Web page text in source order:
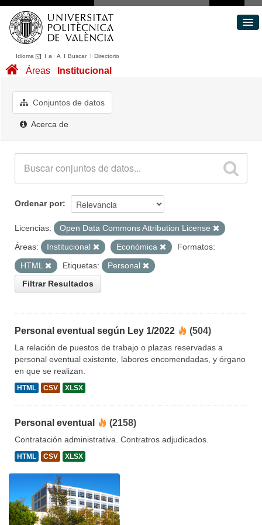
Idioma I a ·A I BuscarI Directorio
Conjuntos de datos
Acerca de
Áreas Institucional
Conjuntos de datos
Acerca de
Ordenar por
Licencias:
Open Data Commons Attribution License
Áreas:
Institucional Económica
Formatos:
HTML
Etiquetas:
Personal
Filtrar Resultados
Personal eventual según Ley 1/2022 (504)
La relación de puestos de trabajo o plazas reservadas a
personal eventual existente, labores encomendadas, y órgano
en que se realizan.
HTML CSV XLSX
Personal eventual (2158)
Contratación administrativa. Contratros adjudicados.
HTML CSV XLSX